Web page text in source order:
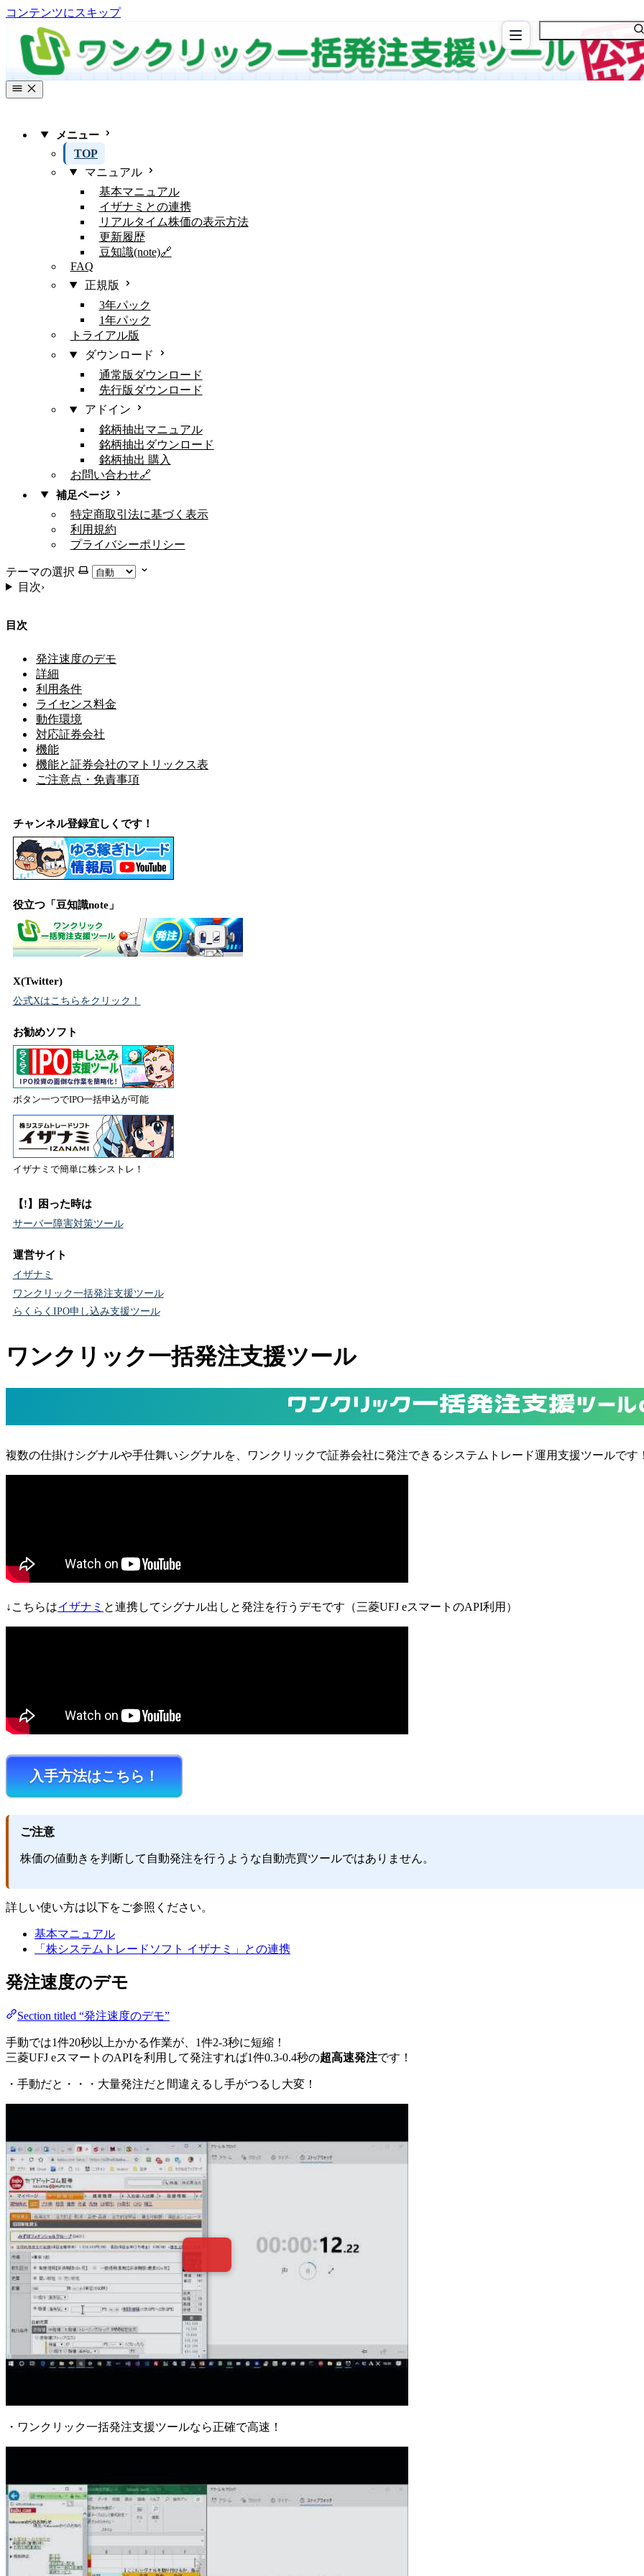
コンテンツにスキップ
メニュー
TOP
マニュアル
基本マニュアル
イザナミとの連携
リアルタイム株価の表示方法
更新履歴
豆知識(note)🔗
FAQ
正規版
3年パック
1年パック
トライアル版
ダウンロード
通常版ダウンロード
先行版ダウンロード
アドイン
銘柄抽出マニュアル
銘柄抽出ダウンロード
銘柄抽出 購入
お問い合わせ🔗
補足ページ
特定商取引法に基づく表示
利用規約
プライバシーポリシー
テーマの選択
目次›
目次
発注速度のデモ
詳細
利用条件
ライセンス料金
動作環境
対応証券会社
機能
機能と証券会社のマトリックス表
ご注意点・免責事項
チャンネル登録宜しくです！
役立つ「豆知識note」
X(Twitter)
公式Xはこちらをクリック！
お勧めソフト
ボタン一つでIPO一括申込が可能
イザナミで簡単に株シストレ！
【!】困った時は
サーバー障害対策ツール
運営サイト
イザナミ
ワンクリック一括発注支援ツール
らくらくIPO申し込み支援ツール
ワンクリック一括発注支援ツール
ワンクリック一括発注支援ツール
複数の仕掛けシグナルや手仕舞いシグナルを、ワンクリックで証券会社に発注できるシステムトレード運用支援ツールです
↓こちらはイザナミ と連携してシグナル出しと発注を行うデモです（三菱UFJ eスマートのAPI利用）
入手方法はこちら！
ご注意
株価の値動きを判断して自動発注を行うような自動売買ツールではありません。
詳しい使い方は以下をご参照ください。
基本マニュアル
「株システムトレードソフト イザナミ」との連携
発注速度のデモ
Section titled “発注速度のデモ”
手動では1件20秒以上かかる作業が、1件2-3秒に短縮！
三菱UFJ eスマートのAPIを利用して発注すれば1件0.3-0.4秒の超高速発注です！
・手動だと・・・大量発注だと間違えるし手がつるし大変！
・ワンクリック一括発注支援ツールなら正確で高速！